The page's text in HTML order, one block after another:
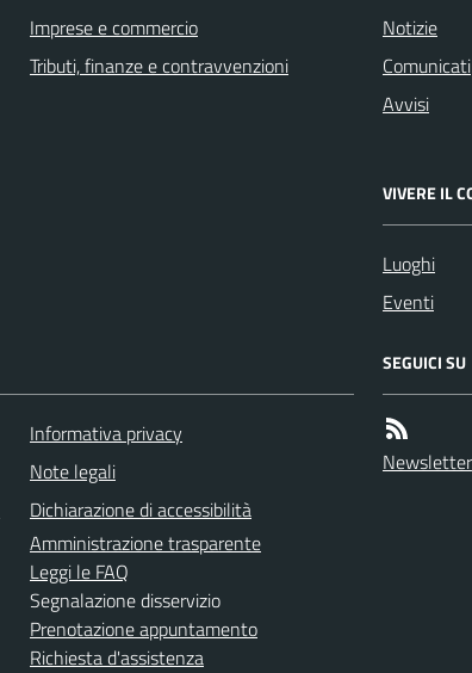
Imprese e commercio
Tributi, finanze e contravvenzioni
Notizie
Comunicati
Avvisi
VIVERE IL
Luoghi
Eventi
Informativa privacy
Note legali
Dichiarazione di accessibilità
Amministrazione trasparente
Leggi le FAQ
Segnalazione disservizio
Prenotazione appuntamento
Richiesta d'assistenza
SEGUICI SU
Newsletter